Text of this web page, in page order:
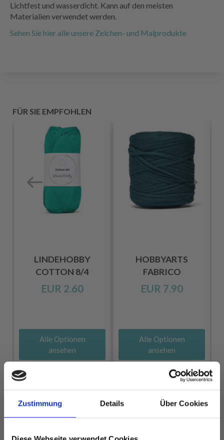
Zustimmung Details Über Cookies
Lichtfest und wasserdicht. Kann auf den meisten
Materialien verwendet werden.
Sehen Sie hier alle unsere Zeichen- und Malprodukte
FÜR SIE EMPFOHLEN
LINDEHOBBY
COTTON 8/4
EUR 2.60
Alle Optionen
ansehen
HOBBYARTS
FABRICO
EUR 7.90
Alle Optionen
ansehen
ANDERE HABEN SICH AUCH ANGESEHEN